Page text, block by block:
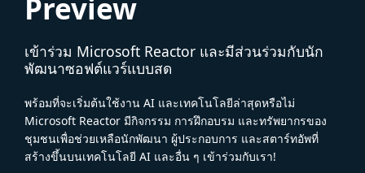
Preview
เข้าร่วม Microsoft Reactor และมีส่วนร่วมกับนัก
พัฒนาซอฟต์แวร์แบบสด
พร้อมที่จะเริ่มต้นใช้งาน AI และเทคโนโลยีล่าสุดหรือไม่
Microsoft Reactor มีกิจกรรม การฝึกอบรม และทรัพยากรของ
ชุมชนเพื่อช่วยเหลือนักพัฒนา ผู้ประกอบการ และสตาร์ทอัพที่
สร้างขึ้นบนเทคโนโลยี AI และอื่น ๆ เข้าร่วมกับเรา!